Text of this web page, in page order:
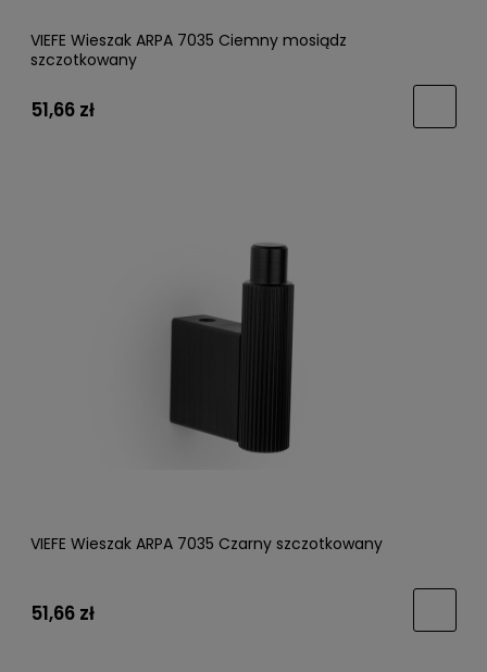
VIEFE Wieszak ARPA 7035 Ciemny mosiądz
szczotkowany
51,66 zł
VIEFE Wieszak ARPA 7035 Czarny szczotkowany
51,66 zł